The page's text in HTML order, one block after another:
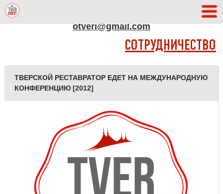
otveri@gmail.com
СОТРУДНИЧЕСТВО
ТВЕРСКОЙ РЕСТАВРАТОР ЕДЕТ НА МЕЖДУНАРОДНУЮ
КОНФЕРЕНЦИЮ [2012]